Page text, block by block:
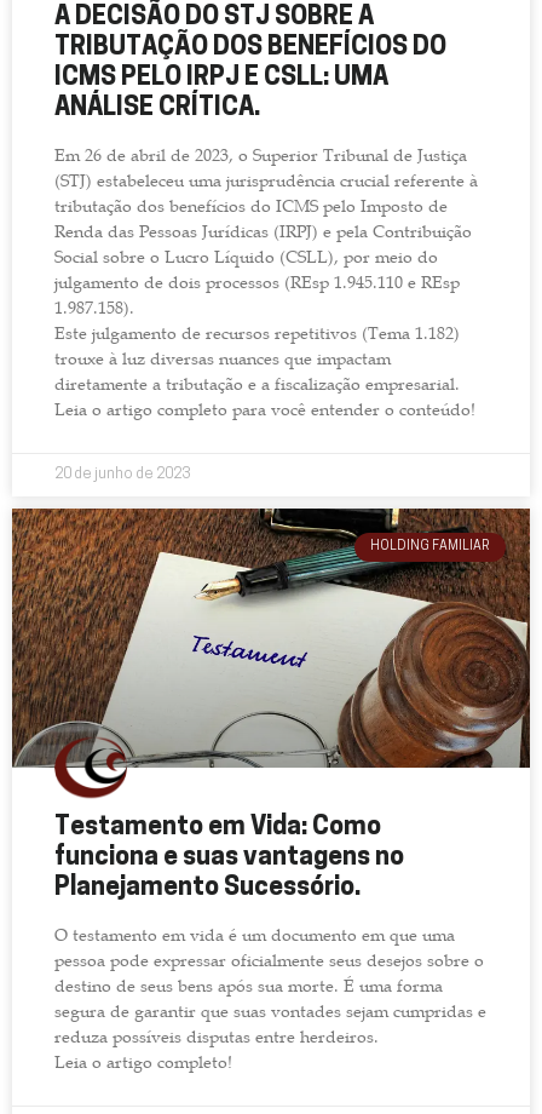
A DECISÃO DO STJ SOBRE A
TRIBUTAÇÃO DOS BENEFÍCIOS DO
ICMS PELO IRPJ E CSLL: UMA
ANÁLISE CRÍTICA.
Em 26 de abril de 2023, o Superior Tribunal de Justiça
(STJ) estabeleceu uma jurisprudência crucial referente à
tributação dos benefícios do ICMS pelo Imposto de
Renda das Pessoas Jurídicas (IRPJ) e pela Contribuição
Social sobre o Lucro Líquido (CSLL), por meio do
julgamento de dois processos (REsp 1.945.110 e REsp
1.987.158).
Este julgamento de recursos repetitivos (Tema 1.182)
trouxe à luz diversas nuances que impactam
diretamente a tributação e a fiscalização empresarial.
Leia o artigo completo para você entender o conteúdo!
20 de junho de 2023
HOLDING FAMILIAR
Testamento em Vida: Como
funciona e suas vantagens no
Planejamento Sucessório.
O testamento em vida é um documento em que uma
pessoa pode expressar oficialmente seus desejos sobre o
destino de seus bens após sua morte. É uma forma
segura de garantir que suas vontades sejam cumpridas e
reduza possíveis disputas entre herdeiros.
Leia o artigo completo!